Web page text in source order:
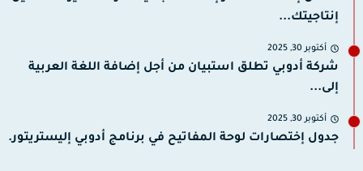
إنتاجيتك...
أكتوبر 30, 2025
شركة أدوبي تطلق استبيان من أجل إضافة اللغة العربية
إلى...
أكتوبر 30, 2025
جدول إختصارات لوحة المفاتيح في برنامج أدوبي إليستريتور.